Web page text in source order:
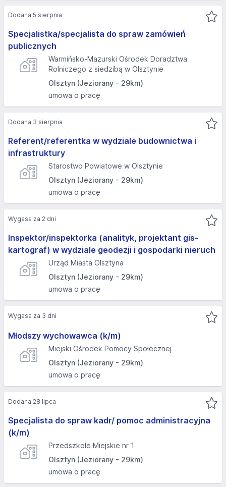
Specjalistka/specjalista do spraw zamówień
publicznych
Warmińsko-Mazurski Ośrodek Doradztwa
Rolniczego z siedzibą w Olsztynie
Olsztyn (Jeziorany - 29km)
umowa o pracę
Dodana 5 sierpnia
Referent/referentka w wydziale budownictwa i
infrastruktury
Starostwo Powiatowe w Olsztynie
Olsztyn (Jeziorany - 29km)
umowa o pracę
Dodana 3 sierpnia
Inspektor/inspektorka (analityk, projektant gis-
kartograf) w wydziale geodezji i gospodarki nieruch
Urząd Miasta Olsztyna
Olsztyn (Jeziorany - 29km)
umowa o pracę
Wygasa za 2 dni
Młodszy wychowawca (k/m)
Miejski Ośrodek Pomocy Społecznej
Olsztyn (Jeziorany - 29km)
umowa o pracę
Wygasa za 3 dni
Specjalista do spraw kadr/ pomoc administracyjna
(k/m)
Przedszkole Miejskie nr 1
Olsztyn (Jeziorany - 29km)
umowa o pracę
Dodana 28 lipca